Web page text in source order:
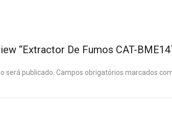
“Extractor De Fumos CAT-
será publicado. Campos obrigatórios marcados